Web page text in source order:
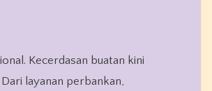
Kecerdasan buatan kini
layanan perbankan,